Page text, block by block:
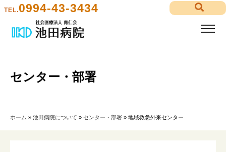
TEL.0994-43-3434
センター・部署
ホーム » 池田病院について » センター・部署 » 地域救急外来センター